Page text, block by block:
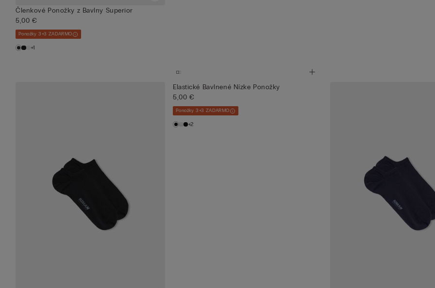
Členkové Ponožky z Bavlny Superior
5,00 €
Ponožky 3+3 ZADARMO
+1
Elastické Bavlnené Nízke Ponožky
5,00 €
Ponožky 3+3 ZADARMO
+2